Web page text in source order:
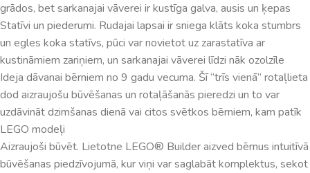
grādos, bet sarkanajai vāverei ir kustīga galva, ausis un ķepas
Statīvi un piederumi. Rudajai lapsai ir sniega klāts koka stumbrs
un egles koka statīvs, pūci var novietot uz zarastatīva ar
kustināmiem zariņiem, un sarkanajai vāverei līdzi nāk ozolzīle
Ideja dāvanai bērniem no 9 gadu vecuma. Šī “trīs vienā” rotaļlieta
dod aizraujošu būvēšanas un rotaļāšanās pieredzi un to var
uzdāvināt dzimšanas dienā vai citos svētkos bērniem, kam patīk
LEGO modeļi
Aizraujoši būvēt. Lietotne LEGO® Builder aizved bērnus intuitīvā
būvēšanas piedzīvojumā, kur viņi var saglabāt komplektus, sekot